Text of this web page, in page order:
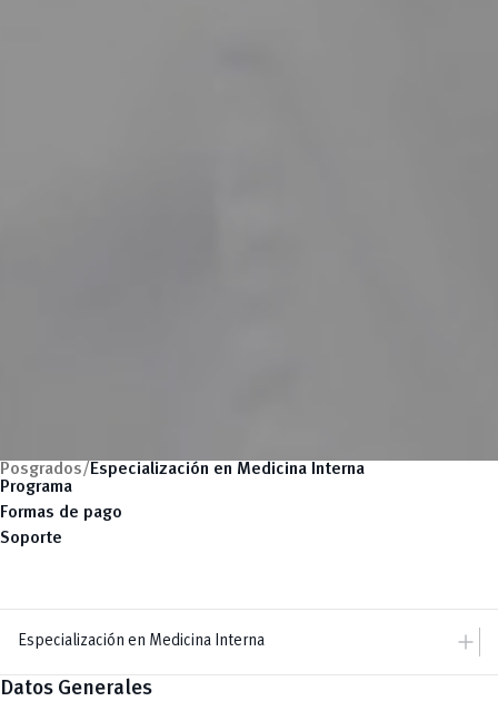
Posgrados/ Especialización en Medicina Interna
Programa
Formas de pago
Soporte
Especialización en Medicina Interna add
Dir. Posgrados
add
Datos Generales